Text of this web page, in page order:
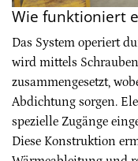
Wie funktioniert
Das System operiert
wird mittels
zusammengesetzt,
Abdichtung sorgen.
spezielle Zugänge
Diese Konstruktion